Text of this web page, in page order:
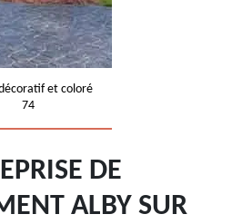
et coloré
74
DE
ALBY SUR